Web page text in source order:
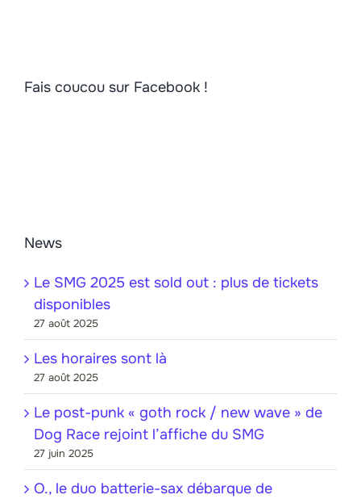
News
Le SMG 2025 est sold out : plus de tickets
disponibles
27 août 2025
Les horaires sont là
27 août 2025
Le post-punk « goth rock / new wave » de
Dog Race rejoint l’affiche du SMG
27 juin 2025
O., le duo batterie-sax débarque de
Fais coucou sur Facebook !